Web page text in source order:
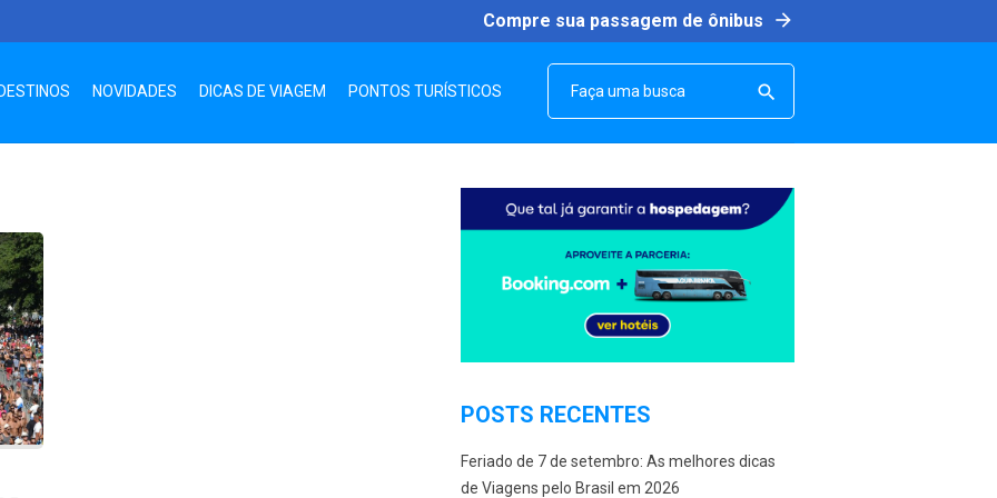
Compre sua passagem de ônibus arrow_forward
DESTINOS NOVIDADES DICAS DE VIAGEM PONTOS TURÍSTICOS 
POSTS RECENTES
Feriado de 7 de setembro: As melhores dicas
de Viagens pelo Brasil em 2026